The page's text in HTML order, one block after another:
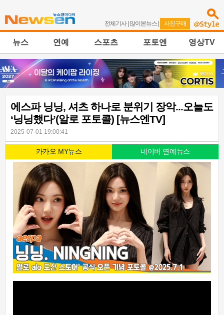
전체기사| 많이본뉴스 | 사진구매
뉴스 연예 스포츠 포토엔 영상TV
에스파 닝닝, 셔츠 하나로 분위기 장악...오늘도
‘닝닝했다’(알로 포토콜) [뉴스엔TV]
2025-07-01 19:00:41
카카오 MY뉴스 네이버 연예뉴스